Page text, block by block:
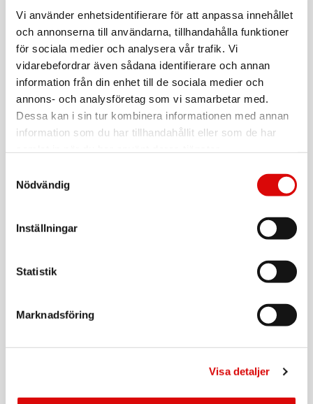
Vi använder enhetsidentifierare för att anpassa innehållet
och annonserna till användarna, tillhandahålla funktioner
för sociala medier och analysera vår trafik. Vi
vidarebefordrar även sådana identifierare och annan
information från din enhet till de sociala medier och
annons- och analysföretag som vi samarbetar med.
Dessa kan i sin tur kombinera informationen med annan
information som du har tillhandahållit eller som de har
Nödvändig
Inställningar
Statistik
Marknadsföring
Visa detaljer
Trådlös ergonomisk mus, 2.4 GHz, 1600 dpi
Timmar av arbete med datormusen orsakar ofta onaturlig
hållning och smärta. LogiLinks vetenskapligt avancerade
ergonomiska datormus har en naturlig handpositionering
- 2,4 GHz FSK Autolink Technology
- Ergonomisk design som passar naturligt med handen och
handleden
- Optisk sensor
- Räckvidd: Upp till 10 m
Läs mer